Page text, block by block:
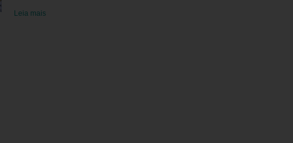
Leia mais